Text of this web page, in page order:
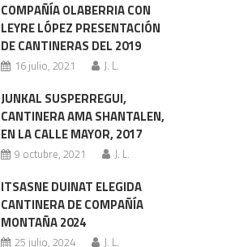
COMPAÑÍA OLABERRIA CON
LEYRE LÓPEZ PRESENTACIÓN
DE CANTINERAS DEL 2019
16 julio, 2021 J. L.
JUNKAL SUSPERREGUI,
CANTINERA AMA SHANTALEN,
EN LA CALLE MAYOR, 2017
9 octubre, 2021 J. L.
ITSASNE DUINAT ELEGIDA
CANTINERA DE COMPAÑÍA
MONTAÑA 2024
25 julio, 2024 J. L.